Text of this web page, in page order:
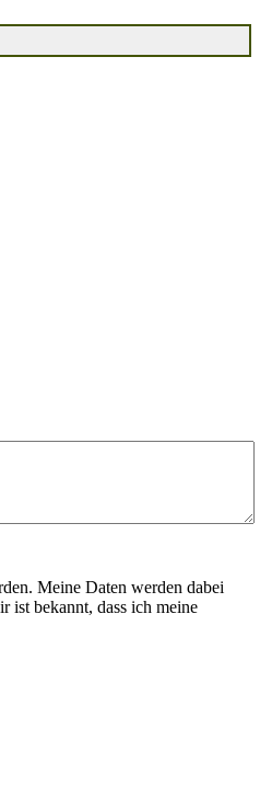
Meine Daten werden dabei
ist bekannt, dass ich meine